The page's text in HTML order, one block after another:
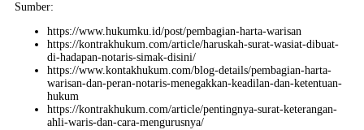
Sumber:
https://www.hukumku.id/post/pembagian-harta-warisan
https://kontrakhukum.com/article/haruskah-surat-wasiat-dibuat-
di-hadapan-notaris-simak-disini/
https://www.kontakhukum.com/blog-details/pembagian-harta-
warisan-dan-peran-notaris-menegakkan-keadilan-dan-ketentuan-
hukum
https://kontrakhukum.com/article/pentingnya-surat-keterangan-
ahli-waris-dan-cara-mengurusnya/